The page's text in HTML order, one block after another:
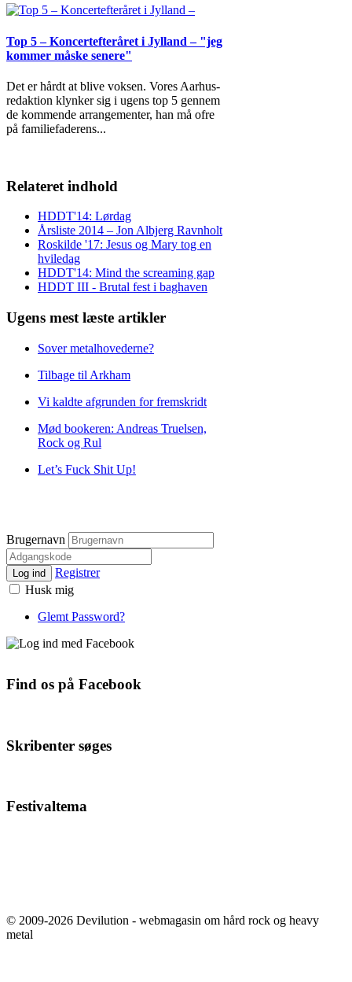
Top 5 – Koncertefteråret i Jylland – "jeg
kommer måske senere"
Det er hårdt at blive voksen. Vores Aarhus-
redaktion klynker sig i ugens top 5 gennem
de kommende arrangementer, han må ofre
på familiefaderens...
Relateret indhold
HDDT'14: Lørdag
Årsliste 2014 – Jon Albjerg Ravnholt
Roskilde '17: Jesus og Mary tog en
hviledag
HDDT'14: Mind the screaming gap
HDDT III - Brutal fest i baghaven
Ugens mest læste artikler
Sover metalhovederne?
Tilbage til Arkham
Vi kaldte afgrunden for fremskridt
Mød bookeren: Andreas Truelsen,
Rock og Rul
Let’s Fuck Shit Up!
Brugernavn
Log ind
Registrer
Husk mig
Glemt Password?
Find os på Facebook
Skribenter søges
Festivaltema
© 2009-2026 Devilution - webmagasin om hård rock og heavy
metal